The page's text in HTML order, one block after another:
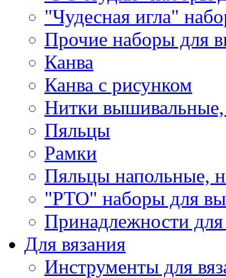
"Чудесная игла"
Прочие наборы для
Канва
Канва с рисунком
Нитки
Пяльцы
Рамки
Пяльцы напольные,
"РТО" наборы для
Принадлежности
Для вязания
Инструменты для